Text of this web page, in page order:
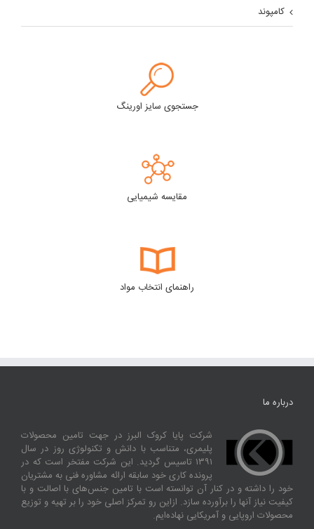
کامپوند
جستجوی سایز اورینگ
مقایسه شیمیایی
راهنمای انتخاب مواد
درباره ما
شرکت پایا کروک البرز در جهت تامین محصولات
پلیمری، متناسب با دانش و تکنولوژی روز در سال
۱۳۹۱ تاسیس گردید. این شرکت مفتخر است که در
پرونده کاری خود سابقه ارائه مشاوره فنی به مشتریان
خود را داشته و در کنار آن توانسته‌ است با تامین جنس‌های با اصالت و با
کیفیت نیاز آنها را برآورده سازد. ازاین‌ رو تمرکز اصلی خود را بر تهیه و توزیع
محصولات اروپایی و آمریکایی نهاده‌ایم.